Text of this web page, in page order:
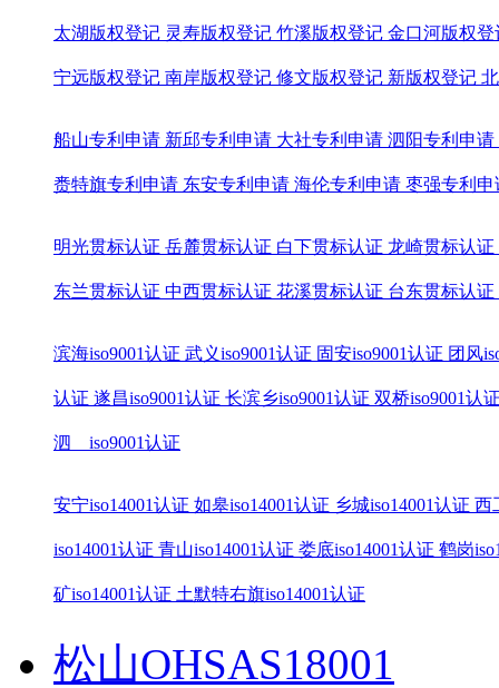
太湖版权登记 灵寿版权登记 竹溪版权登记 金口河版权登
宁远版权登记 南岸版权登记 修文版权登记 新版权登记
船山专利申请 新邱专利申请 大社专利申请 泗阳专利申请
赉特旗专利申请 东安专利申请 海伦专利申请 枣强专利申
明光贯标认证 岳麓贯标认证 白下贯标认证 龙崎贯标认证
东兰贯标认证 中西贯标认证 花溪贯标认证 台东贯标认证
滨海iso9001认证 武义iso9001认证 固安iso9001认证 团风
认证 遂昌iso9001认证 长滨乡iso9001认证 双桥iso9001认
泗 iso9001认证
安宁iso14001认证 如皋iso14001认证 乡城iso14001认证 西
iso14001认证 青山iso14001认证 娄底iso14001认证 鹤岗
矿iso14001认证 土默特右旗iso14001认证
松山OHSAS18001